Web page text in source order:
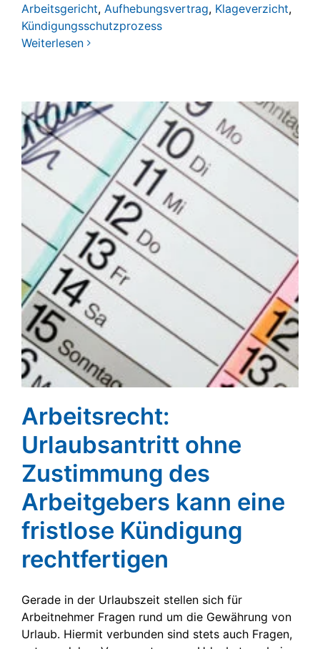
Arbeitsgericht, Aufhebungsvertrag, Klageverzicht,
Kündigungsschutzprozess
Weiterlesen
Arbeitsrecht:
Urlaubsantritt ohne
Zustimmung des
Arbeitgebers kann eine
fristlose Kündigung
rechtfertigen
Gerade in der Urlaubszeit stellen sich für
Arbeitnehmer Fragen rund um die Gewährung von
Urlaub. Hiermit verbunden sind stets auch Fragen,